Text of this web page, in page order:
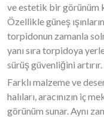
ve estetik bir görünüm
Özellikle güneş
torpidonun zamanla
yanı sıra torpidoya
sürüş güvenliğini artırır.
Farklı malzeme ve
halıları, aracınızın iç
görünüm sunar. Aynı